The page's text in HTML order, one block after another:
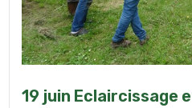
19 juin Eclaircissage